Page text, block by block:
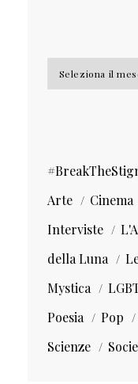
Archivi
Arte
Cinema
Interviste
della Luna
Mystica
Poesia
Pop
Scienze